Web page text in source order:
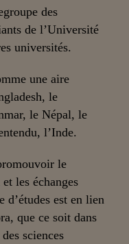
des
de l’Université
universités.
une aire
le
le Népal, le
l’Inde.
le
les échanges
d’études est en lien
que ce soit dans
sciences